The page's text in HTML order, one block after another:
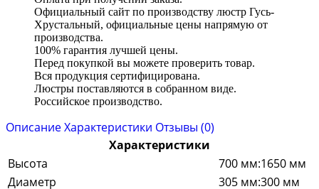
Официальный сайт по производству люстр Гусь-
Хрустальный, официальные цены напрямую от
производства.
100% гарантия лучшей цены.
Перед покупкой вы можете проверить товар.
Вся продукция сертифицирована.
Люстры поставляются в собранном виде.
Российское производство.
ОписаниеХарактеристики Отзывы (0)
Характеристики
Высота
700 мм:1650 мм
Диаметр
305 мм:300 мм